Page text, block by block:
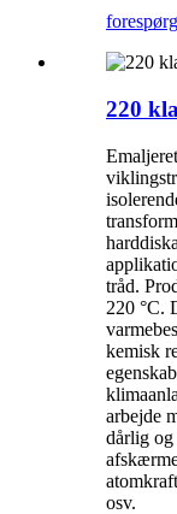
220
tråd.
220 °C.
kemisk
arbejde
dårlig
osv.